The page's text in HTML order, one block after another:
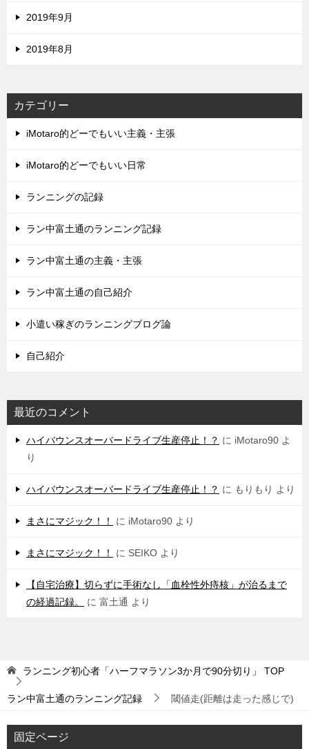
2019年9月
2019年8月
カテゴリー
iMotaro的どーでもいい主義・主張
iMotaro的どーでもいい日常
ランニングの記録
ラン中富土通のランニング記録
ラン中富土通の主義・主張
ラン中富土通の自己紹介
小遣い稼ぎのランニングブログ論
自己紹介
最近のコメント
ハイバウンスオーバードライブ生産停止！？ に iMotaro90 よ
り
ハイバウンスオーバードライブ生産停止！？ に もりもり より
まさにマジック！！ に iMotaro90 より
まさにマジック！！ に SEIKO より
【自宅治療】切らずに手術なし「血栓性外痔核」が治るまで
の経過記録。
に 富土通 より
ランニング初心者「ハーフマラソン3か月で90分切り」 TOP
ラン中富土通のランニング記録 閾値走(距離は走った感じで)
固定ページ